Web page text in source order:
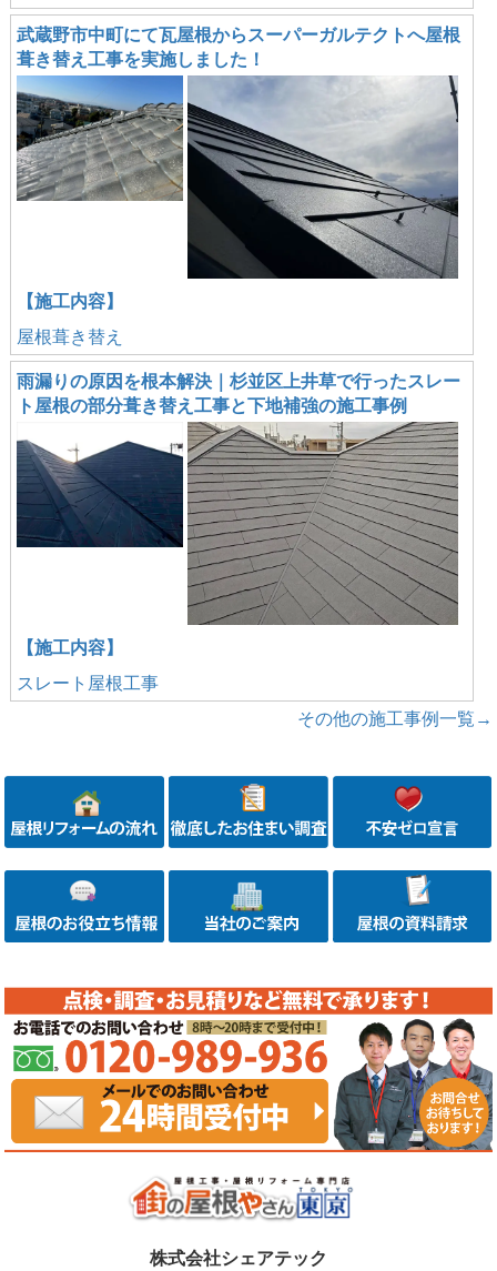
武蔵野市中町にて瓦屋根からスーパーガルテクトへ屋根
葺き替え工事を実施しました！
【施工内容】
屋根葺き替え
雨漏りの原因を根本解決｜杉並区上井草で行ったスレー
ト屋根の部分葺き替え工事と下地補強の施工事例
【施工内容】
スレート屋根工事
その他の施工事例一覧→
株式会社シェアテック